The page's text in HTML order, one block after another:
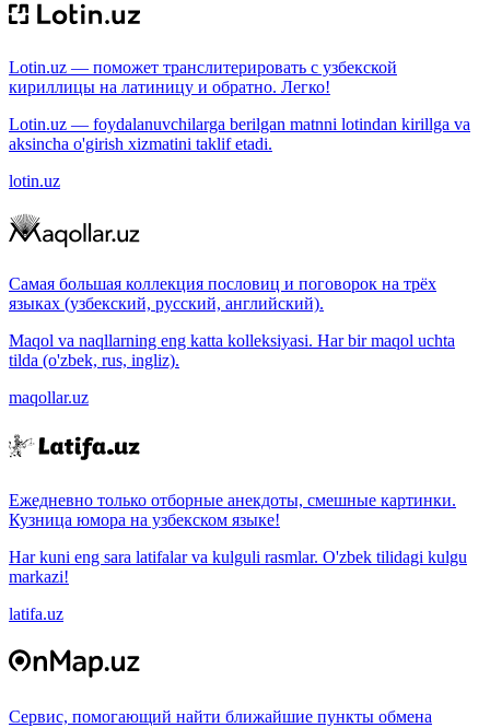
Lotin.uz — поможет транслитерировать с узбекской
кириллицы на латиницу и обратно. Легко!
Lotin.uz — foydalanuvchilarga berilgan matnni lotindan kirillga va
aksincha o'girish xizmatini taklif etadi.
lotin.uz
Самая большая коллекция пословиц и поговорок на трёх
языках (узбекский, русский, английский).
Maqol va naqllarning eng katta kolleksiyasi. Har bir maqol uchta
tilda (o'zbek, rus, ingliz).
maqollar.uz
Ежедневно только отборные анекдоты, смешные картинки.
Кузница юмора на узбекском языке!
Har kuni eng sara latifalar va kulguli rasmlar. O'zbek tilidagi kulgu
markazi!
latifa.uz
Сервис, помогающий найти ближайшие пункты обмена